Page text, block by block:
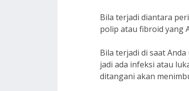
Bila terjadi diantara
polip atau fibroid yang
Bila terjadi di saat
jadi ada infeksi atau
ditangani akan